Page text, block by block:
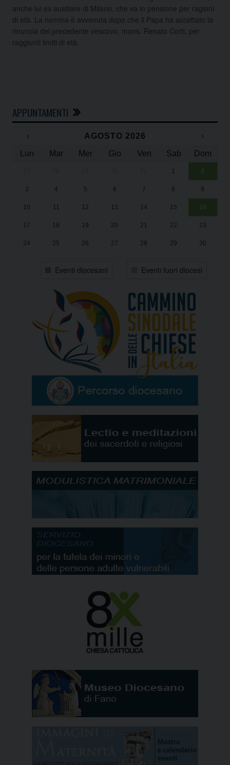
anche lui ex ausiliare di Milano, che va in pensione per ragioni
di età. La nomina è avvenuta dopo che il Papa ha accettato la
rinuncia del precedente vescovo, mons. Renato Corti, per
raggiunti limiti di età.
APPUNTAMENTI
‹ AGOSTO 2026
›
Lun
Mar Mer Gio Ven Sab Dom
1 2
3 4 5 6 7 8 9
10 11 12 13 14 15 16
17 18 19 20 21 22 23
24 25 26 27 28 29 30
Eventi diocesani Eventi fuori diocesi